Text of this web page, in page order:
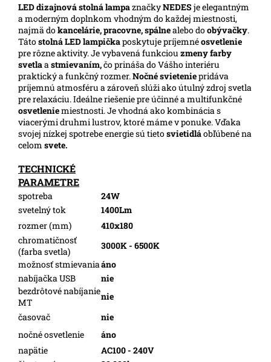
LED dizajnová stolná lampaznačkyNEDES je elegantným
a moderným doplnkom vhodným do každej miestnosti,
najmä dokancelárie,pracovne, spálnealebo doobývačky.
Tátostolná LED lampičkaposkytuje príjemnéosvetlenie
pre rôzne aktivity. Je vybavená funkciou zmeny farby
svetlaastmievaním,čo prináša do Vášho interiéru
praktický a funkčný rozmer.Nočné svieteniepridáva
príjemnú atmosféru a zároveň slúži ako útulný zdroj svetla
pre relaxáciu. Ideálne riešenie pre účinné a multifunkčné
osvetleniemiestnosti. Je vhodná ako kombinácia s
viacerými druhmi lustrov, ktoré máme v ponuke. Vďaka
svojej nízkej spotrebe energie sú tietosvietidláobľúbené na
celom svete.
TECHNICKÉ
PARAMETRE
spotreba
24W
svetelný tok
1400Lm
rozmer (mm)
410x180
chromatičnosť
(farba svetla)
3000K - 6500K
možnosť stmievaniaáno
nabíjačka USB
nie
bezdrôtové nabíjanie
MT
nie
časovač
nie
nočné osvetlenie
áno
napätie
AC100 - 240V